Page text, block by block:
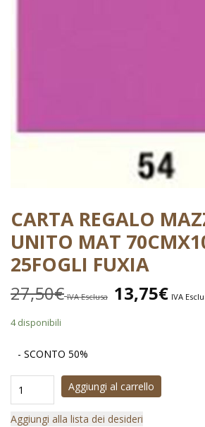
CARTA REGALO
UNITO MAT
25FOGLI FUXIA
27,50€ IVA Esclusa 13,75€ IVA
4 disponibili
- SCONTO 50%
Aggiungi al carrello
Aggiungi alla lista dei desideri